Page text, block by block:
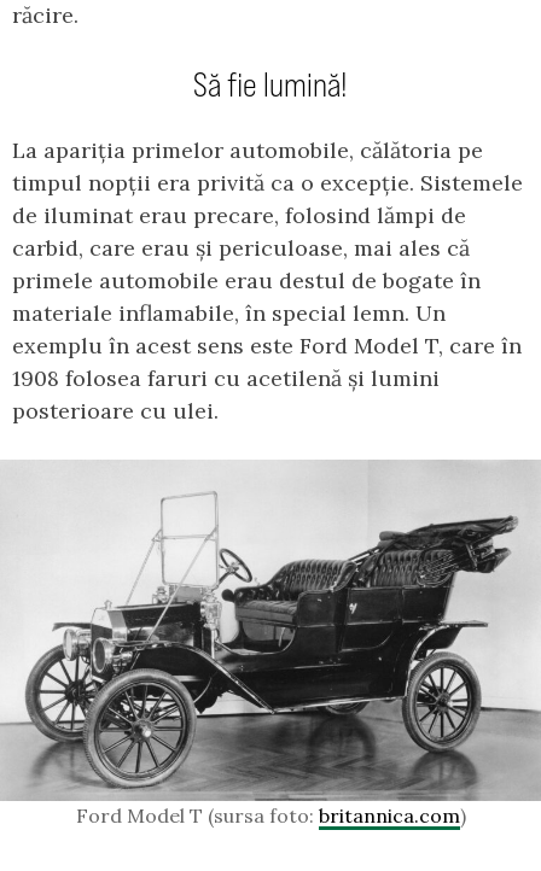
răcire.
Să fie lumină!
La apariția primelor automobile, călătoria pe
timpul nopții era privită ca o excepție. Sistemele
de iluminat erau precare, folosind lămpi de
carbid, care erau și periculoase, mai ales că
primele automobile erau destul de bogate în
materiale inflamabile, în special lemn. Un
exemplu în acest sens este Ford Model T, care în
1908 folosea faruri cu acetilenă și lumini
posterioare cu ulei.
Ford Model T (sursa foto: britannica.com)